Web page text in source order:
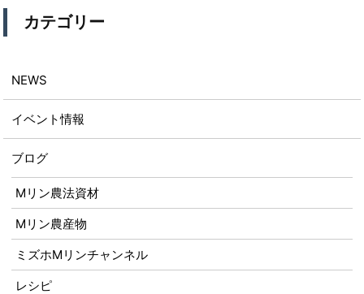
カテゴリー
NEWS
イベント情報
ブログ
Mリン農法資材
Mリン農産物
ミズホMリンチャンネル
レシピ